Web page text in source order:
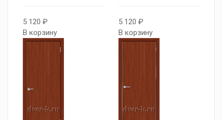
5 120 ₽
В корзину
5 120 ₽
В корзину